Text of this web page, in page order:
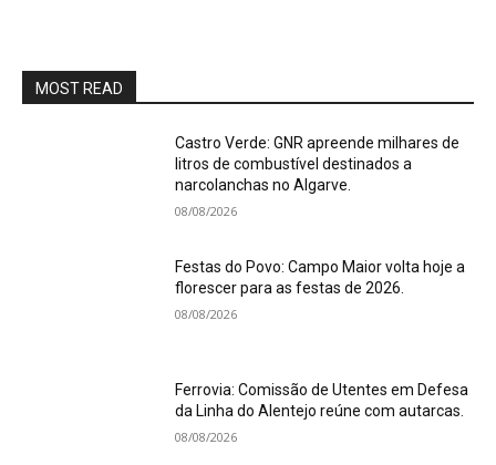
MOST READ
Castro Verde: GNR apreende milhares de
litros de combustível destinados a
narcolanchas no Algarve.
08/08/2026
Festas do Povo: Campo Maior volta hoje a
florescer para as festas de 2026.
08/08/2026
Ferrovia: Comissão de Utentes em Defesa
da Linha do Alentejo reúne com autarcas.
08/08/2026